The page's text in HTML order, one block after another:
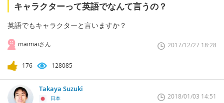
キャラクターって英語でなんて言うの？
英語でもキャラクターと言いますか？
maimaiさん 2017/12/27 18:28
176 128085
Takaya Suzuki
日本 2018/01/03 14:51